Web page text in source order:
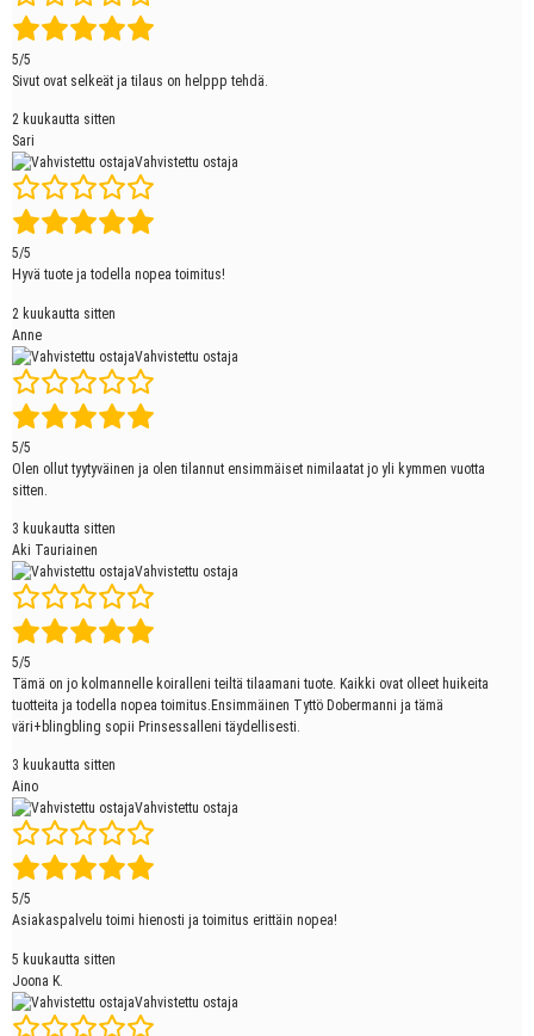
5/5
Sivut ovat selkeät ja tilaus on helppp tehdä.
2 kuukautta sitten
Sari
Vahvistettu ostaja
5/5
Hyvä tuote ja todella nopea toimitus!
2 kuukautta sitten
Anne
Vahvistettu ostaja
5/5
Olen ollut tyytyväinen ja olen tilannut ensimmäiset nimilaatat jo yli kymmen vuotta
sitten.
3 kuukautta sitten
Aki Tauriainen
Vahvistettu ostaja
5/5
Tämä on jo kolmannelle koiralleni teiltä tilaamani tuote. Kaikki ovat olleet huikeita
tuotteita ja todella nopea toimitus.Ensimmäinen Tyttö Dobermanni ja tämä
väri+blingbling sopii Prinsessalleni täydellisesti.
3 kuukautta sitten
Aino
Vahvistettu ostaja
5/5
Asiakaspalvelu toimi hienosti ja toimitus erittäin nopea!
5 kuukautta sitten
Joona K.
Vahvistettu ostaja